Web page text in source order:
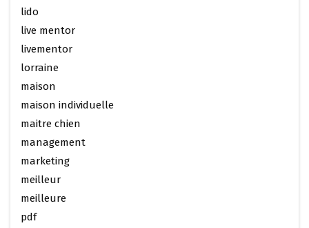
lido
live mentor
livementor
lorraine
maison
maison individuelle
maitre chien
management
marketing
meilleur
meilleure
pdf